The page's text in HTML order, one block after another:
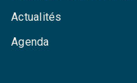
Actualités
Agenda